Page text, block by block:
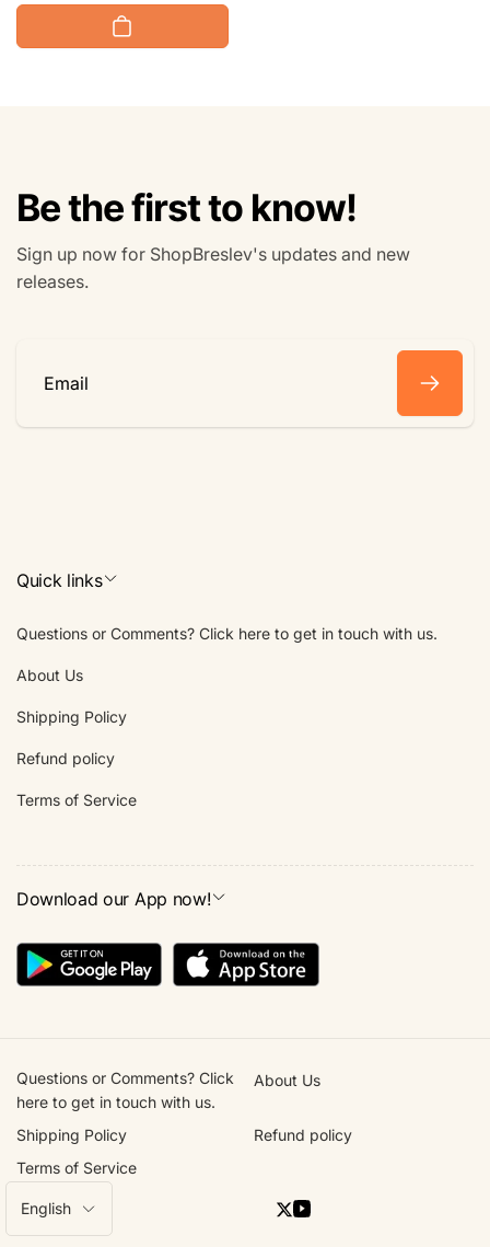
Be the first to know!
Sign up now for ShopBreslev's updates and new
releases.
Email
Quick links
Questions or Comments? Click here to get in touch with us.
About Us
Shipping Policy
Refund policy
Terms of Service
Download our App now!
Questions or Comments? Click
here to get in touch with us.
About Us
Shipping Policy
Refund policy
Terms of Service
L
a
English
Twitter
YouTube